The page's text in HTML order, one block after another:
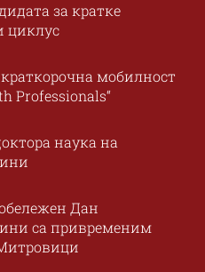
за кратке
циклус
мобилност
Professionals“
наука на
Дан
са привременим